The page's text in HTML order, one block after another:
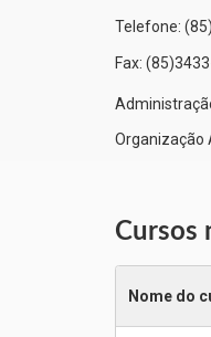
Telefone:
Fax:
Organização
Cursos
Nome do